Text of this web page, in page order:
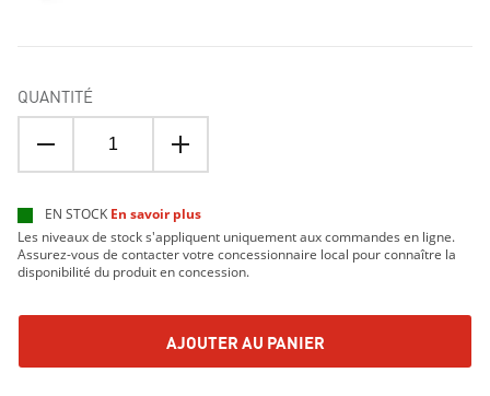
QUANTITÉ
EN STOCK En savoir plus
Les niveaux de stock s'appliquent uniquement aux commandes en ligne.
Assurez-vous de contacter votre concessionnaire local pour connaître la
disponibilité du produit en concession.
AJOUTER AU PANIER